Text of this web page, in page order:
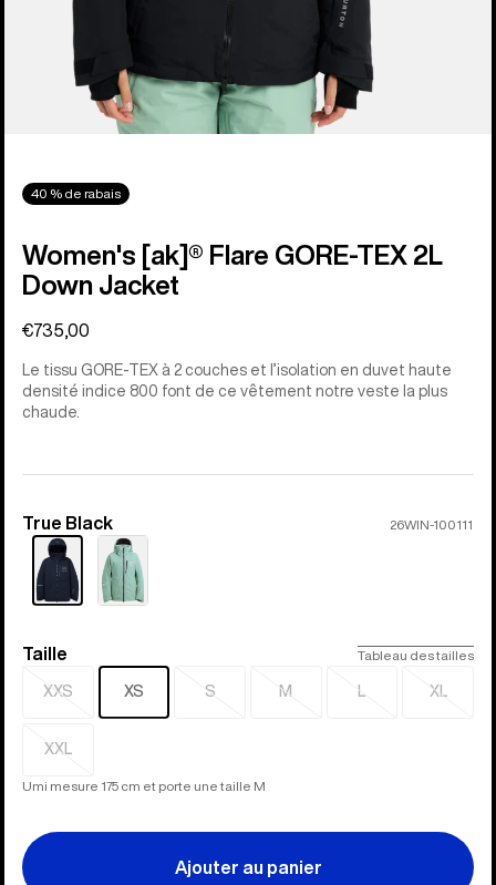
40 % de rabais
Women's [ak]® Flare GORE‑TEX 2L
Down Jacket
€735,00
Le tissu GORE-TEX à 2 couches et l’isolation en duvet haute
densité indice 800 font de ce vêtement notre veste la plus
chaude.
Couleur
True Black 26WIN-100111
Taille
Taille Tableau des tailles
XXS
Épuisé
XS S
Épuisé
M
Épuisé
L
Épuisé
XL
Épuisé
XXL
Épuisé
Umi mesure 175 cm et porte une taille M
Ajouter au panier